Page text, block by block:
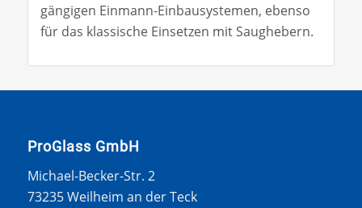
gängigen Einmann-Einbausystemen, ebenso
für das klassische Einsetzen mit Saughebern.
ProGlass GmbH
Michael-Becker-Str. 2
73235 Weilheim an der Teck